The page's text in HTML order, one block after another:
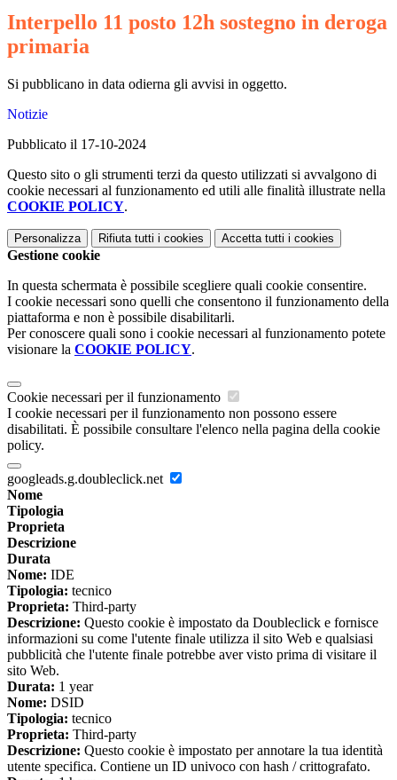
Interpello 11 posto 12h sostegno in deroga
primaria
Si pubblicano in data odierna gli avvisi in oggetto.
Notizie
Pubblicato il 17-10-2024
Questo sito o gli strumenti terzi da questo utilizzati si avvalgono di
cookie necessari al funzionamento ed utili alle finalità illustrate nella
COOKIE POLICY.
Personalizza Rifiuta tutti i cookies Accetta tutti i cookies
Gestione cookie
In questa schermata è possibile scegliere quali cookie consentire.
I cookie necessari sono quelli che consentono il funzionamento della
piattaforma e non è possibile disabilitarli.
Per conoscere quali sono i cookie necessari al funzionamento potete
visionare la COOKIE POLICY.
Cookie necessari per il funzionamento
I cookie necessari per il funzionamento non possono essere
disabilitati. È possibile consultare l'elenco nella pagina della cookie
policy.
googleads.g.doubleclick.net
Nome
Tipologia
Proprieta
Descrizione
Durata
Nome: IDE
Tipologia: tecnico
Proprieta: Third-party
Descrizione: Questo cookie è impostato da Doubleclick e fornisce
informazioni su come l'utente finale utilizza il sito Web e qualsiasi
pubblicità che l'utente finale potrebbe aver visto prima di visitare il
sito Web.
Durata: 1 year
Nome: DSID
Tipologia: tecnico
Proprieta: Third-party
Descrizione: Questo cookie è impostato per annotare la tua identità
utente specifica. Contiene un ID univoco con hash / crittografato.